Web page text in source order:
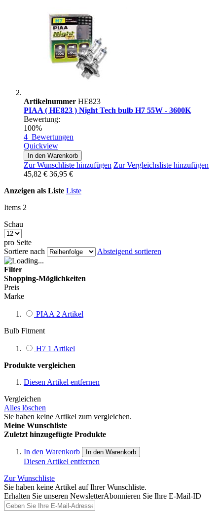
Artikelnummer HE823
PIAA ( HE823 ) Night Tech bulb H7 55W - 3600K
Bewertung:
100%
4 Bewertungen
Quickview
In den Warenkorb
Zur Wunschliste hinzufügen Zur Vergleichsliste hinzufügen
45,82 € 36,95 €
Anzeigen als Liste Liste
Items 2
Schau
pro Seite
Sortiere nach
Absteigend sortieren
Filter
Shopping-Möglichkeiten
Preis
Marke
PIAA 2 Artikel
Bulb Fitment
H7 1 Artikel
Produkte vergleichen
Diesen Artikel entfernen
Vergleichen
Alles löschen
Sie haben keine Artikel zum vergleichen.
Meine Wunschliste
Zuletzt hinzugefügte Produkte
In den Warenkorb In den Warenkorb
Diesen Artikel entfernen
Zur Wunschliste
Sie haben keine Artikel auf Ihrer Wunschliste.
Erhalten Sie unseren NewsletterAbonnieren Sie Ihre E-Mail-ID